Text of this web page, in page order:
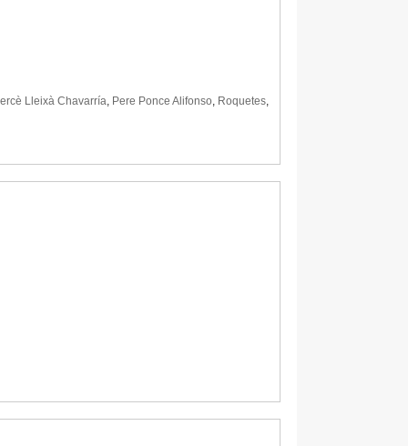
Lleixà Chavarría, Pere Ponce Alifonso, Roquetes,